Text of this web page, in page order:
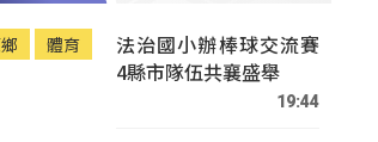
體育
法治國小辦棒球交流賽
4縣市隊伍共襄盛舉
19:44